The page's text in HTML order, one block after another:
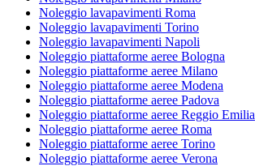
Noleggio lavapavimenti Roma
Noleggio lavapavimenti Torino
Noleggio lavapavimenti Napoli
Noleggio piattaforme aeree Bologna
Noleggio piattaforme aeree Milano
Noleggio piattaforme aeree Modena
Noleggio piattaforme aeree Padova
Noleggio piattaforme aeree Reggio Emilia
Noleggio piattaforme aeree Roma
Noleggio piattaforme aeree Torino
Noleggio piattaforme aeree Verona